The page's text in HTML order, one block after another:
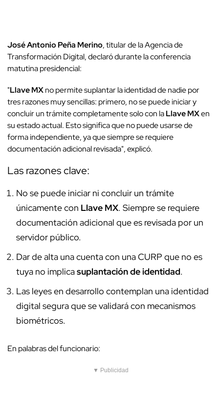
José Antonio Peña Merino, titular de la Agencia de
Transformación Digital, declaró durante la conferencia
matutina presidencial:
"Llave MXno permite suplantar la identidad de nadie por
tres razones muy sencillas: primero, no se puede iniciar y
concluir un trámite completamente solo con laLlave MXen
su estado actual. Esto significa que no puede usarse de
forma independiente, ya que siempre se requiere
documentación adicional revisada", explicó.
Las razones clave:
No se puede iniciar ni concluir un trámite
únicamente con Llave MX. Siempre se requiere
documentación adicional que es revisada por un
servidor público.
Dar de alta una cuenta con una CURP que no es
tuya no implicasuplantación de identidad.
Las leyes en desarrollo contemplan una identidad
digital segura que se validará con mecanismos
biométricos.
En palabras del funcionario:
▼ Publicidad